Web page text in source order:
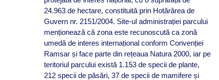
24.963 de hectare, constituită prin Hotărârea de
Guvern nr. 2151/2004. Site-ul administrației parcului
menționează că zona este recunoscută ca zonă
umedă de interes internațional conform Convenției
Ramsar și face parte din rețeaua Natura 2000, iar pe
teritoriul parcului există 1.153 de specii de plante,
212 specii de păsări, 37 de specii de mamifere și